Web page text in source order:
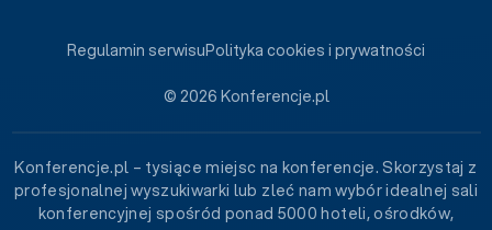
© 2026 Konferencje.pl
Regulamin serwisuPolityka cookies i prywatności
Konferencje.pl – tysiące miejsc na konferencje. Skorzystaj z
profesjonalnej wyszukiwarki lub zleć nam wybór idealnej sali
konferencyjnej spośród ponad 5000 hoteli, ośrodków,